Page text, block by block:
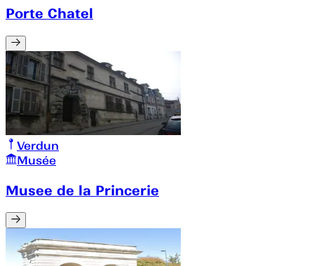
Porte Chatel
Verdun
Musée
Musee de la Princerie